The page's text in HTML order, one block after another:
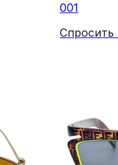
001
Спросить